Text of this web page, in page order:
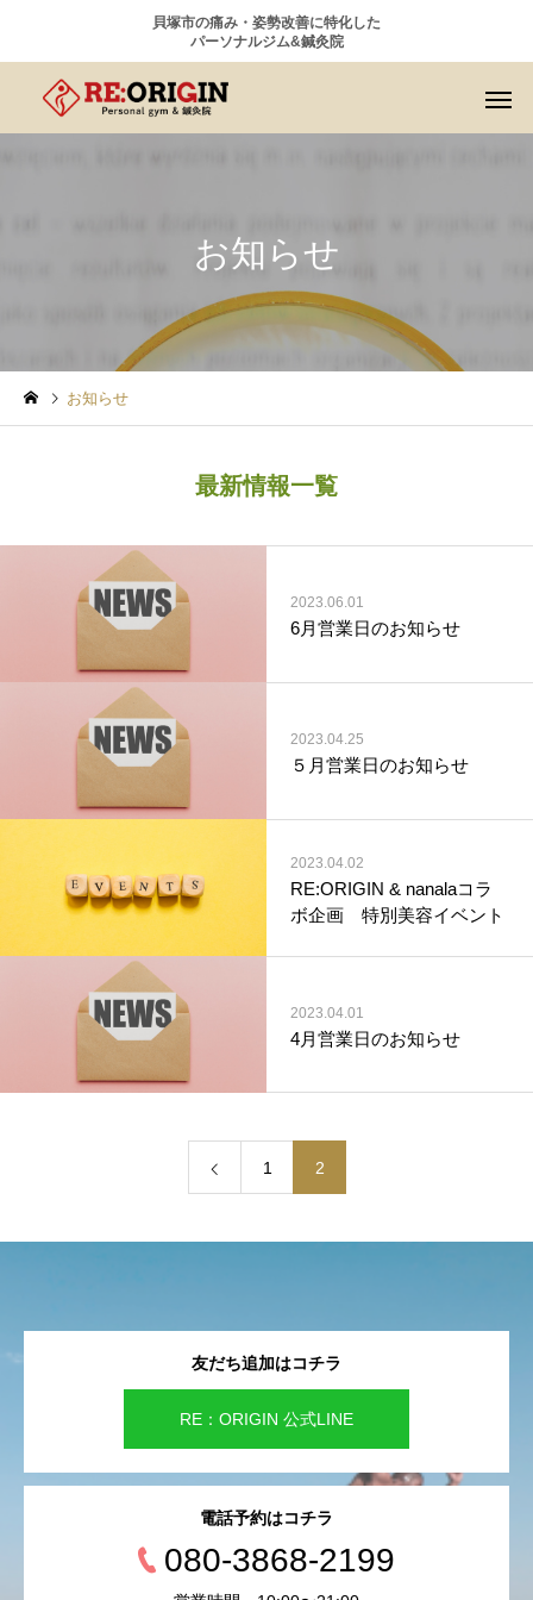
貝塚市の痛み・姿勢改善に特化した
パーソナルジム&鍼灸院
お知らせ
お知らせ
最新情報一覧
2023.06.01
6月営業日のお知らせ
2023.04.25
５月営業日のお知らせ
2023.04.02
RE:ORIGIN & nanalaコラ
ボ企画 特別美容イベント
2023.04.01
4月営業日のお知らせ
1 2
友だち追加はコチラ
RE：ORIGIN 公式LINE
電話予約はコチラ
080-3868-2199